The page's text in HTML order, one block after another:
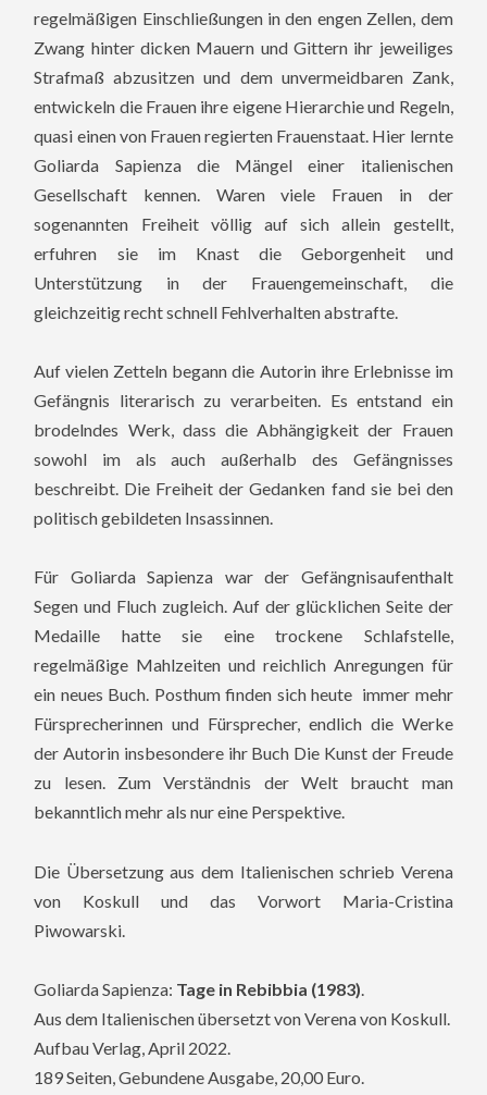
regelmäßigen Einschließungen in den engen Zellen, dem
Zwang hinter dicken Mauern und Gittern ihr jeweiliges
Strafmaß abzusitzen und dem unvermeidbaren Zank,
entwickeln die Frauen ihre eigene Hierarchie und Regeln,
quasi einen von Frauen regierten Frauenstaat. Hier lernte
Goliarda Sapienza die Mängel einer italienischen
Gesellschaft kennen. Waren viele Frauen in der
sogenannten Freiheit völlig auf sich allein gestellt,
erfuhren sie im Knast die Geborgenheit und
Unterstützung in der Frauengemeinschaft, die
gleichzeitig recht schnell Fehlverhalten abstrafte.
Auf vielen Zetteln begann die Autorin ihre Erlebnisse im
Gefängnis literarisch zu verarbeiten. Es entstand ein
brodelndes Werk, dass die Abhängigkeit der Frauen
sowohl im als auch außerhalb des Gefängnisses
beschreibt. Die Freiheit der Gedanken fand sie bei den
politisch gebildeten Insassinnen.
Für Goliarda Sapienza war der Gefängnisaufenthalt
Segen und Fluch zugleich. Auf der glücklichen Seite der
Medaille hatte sie eine trockene Schlafstelle,
regelmäßige Mahlzeiten und reichlich Anregungen für
ein neues Buch. Posthum finden sich heute immer mehr
Fürsprecherinnen und Fürsprecher, endlich die Werke
der Autorin insbesondere ihr Buch Die Kunst der Freude
zu lesen. Zum Verständnis der Welt braucht man
bekanntlich mehr als nur eine Perspektive.
Die Übersetzung aus dem Italienischen schrieb Verena
von Koskull und das Vorwort Maria-Cristina
Piwowarski.
Goliarda Sapienza: Tage in Rebibbia (1983)
Aus dem Italienischen übersetzt vonVerena von Koskull
Aufbau Verlag, April 2022.
189 Seiten, Gebundene Ausgabe, 20,00 Euro.